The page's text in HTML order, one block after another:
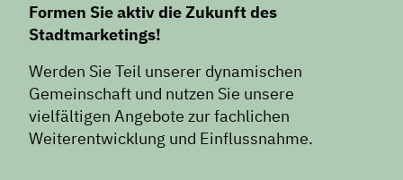
Formen Sie aktiv die Zukunft des
Stadtmarketings!
Werden Sie Teil unserer dynamischen
Gemeinschaft und nutzen Sie unsere
vielfältigen Angebote zur fachlichen
Weiterentwicklung und Einflussnahme.